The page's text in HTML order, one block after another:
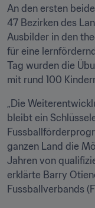
An den ersten
47 Bezirken des
Ausbilder in den
für eine
Tag wurden die
mit rund 100
„Die
bleibt ein
ganzen Land die
Jahren von
erklärte Barry
Fussballverbands